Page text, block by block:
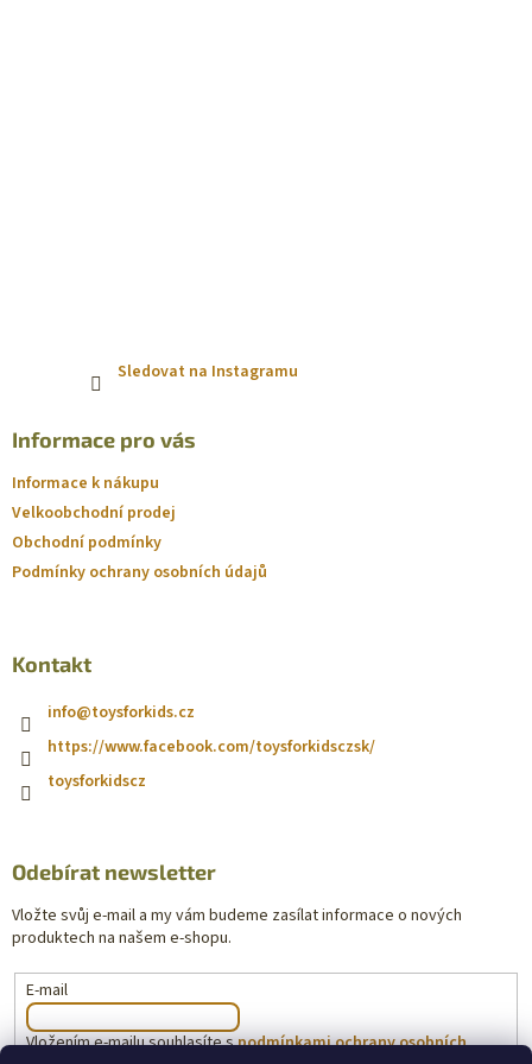
Sledovat na Instagramu
Informace pro vás
Informace k nákupu
Velkoobchodní prodej
Obchodní podmínky
Podmínky ochrany osobních údajů
Kontakt
info@toysforkids.cz
https://www.facebook.com/toysforkidsczsk/
toysforkidscz
Odebírat newsletter
Vložte svůj e-mail a my vám budeme zasílat informace o nových
produktech na našem e-shopu.
E-mail
Vložením e-mailu souhlasíte spodmínkami ochrany osobních